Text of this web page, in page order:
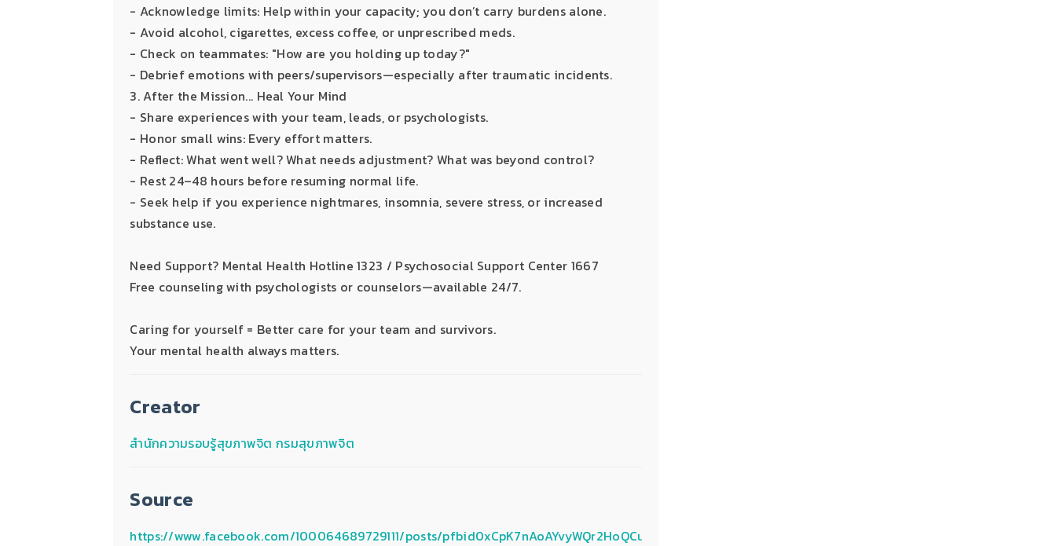
- Acknowledge limits: Help within your capacity; you don’t carry burdens alone.
- Avoid alcohol, cigarettes, excess coffee, or unprescribed meds.
- Check on teammates: "How are you holding up today?"
- Debrief emotions with peers/supervisors—especially after traumatic incidents.
3. After the Mission... Heal Your Mind
- Share experiences with your team, leads, or psychologists.
- Honor small wins: Every effort matters.
- Reflect: What went well? What needs adjustment? What was beyond control?
- Rest 24–48 hours before resuming normal life.
- Seek help if you experience nightmares, insomnia, severe stress, or increased
substance use.
Need Support? Mental Health Hotline 1323 / Psychosocial Support Center 1667
Free counseling with psychologists or counselors—available 24/7.
Caring for yourself = Better care for your team and survivors.
Your mental health always matters.
Creator
สำนักความรอบรู้สุขภาพจิต กรมสุขภาพจิต
Source
https://www.facebook.com/100064689729111/posts/pfbid0xCpK7nAoAYvyWQr2HoQCu8kvxTaiVF6iJDxEv33oXXc72UX42CNzceTM5JVedheZl/?